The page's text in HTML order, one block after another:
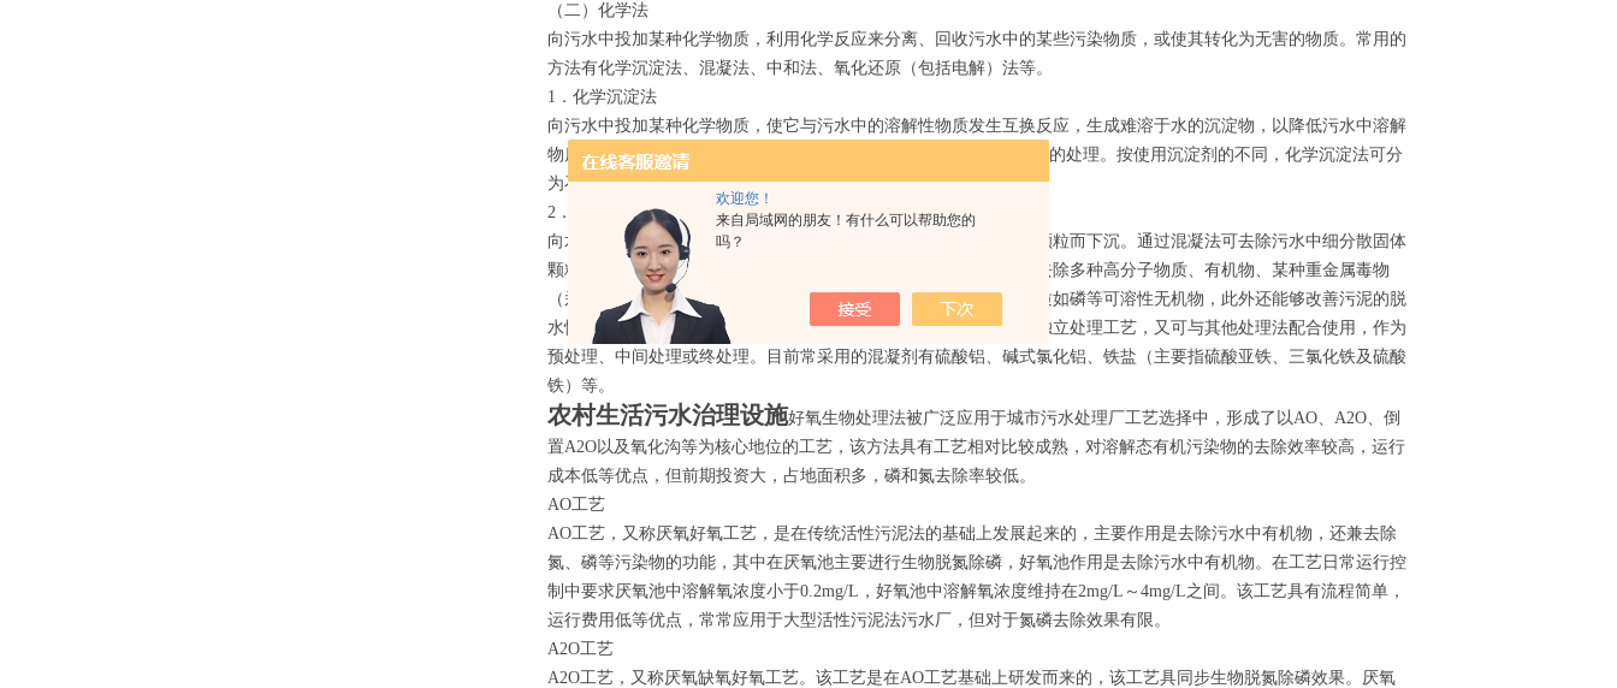
欢迎您！
来自局域网的朋友！有什么可以帮助您的
吗？
（二）化学法
向污水中投加某种化学物质，利用化学反应来分离、回收污水中的某些污染物质，或使其转化为无害的物质。常用的
方法有化学沉淀法、混凝法、中和法、氧化还原（包括电解）法等。
1．化学沉淀法
向污水中投加某种化学物质，使它与污水中的溶解性物质发生互换反应，生成难溶于水的沉淀物，以降低污水中溶解
物质的方法。这种处理法常用于含重金属、qing化物等工业生产污水的处理。按使用沉淀剂的不同，化学沉淀法可分
为石灰法（又称氢氧化物沉淀法）、硫化物法和钡盐法。
2．混凝法
向水中投加混凝剂，可使污水中的胶体颗粒失去稳定性，凝聚成大颗粒而下沉。通过混凝法可去除污水中细分散固体
颗粒、乳状油及胶体物质等。该法可用于降低污水的浊度和色度，去除多种高分子物质、有机物、某种重金属毒物
（汞、镉、铅）和放射性物质等，也可以去除能够导致富营养化物质如磷等可溶性无机物，此外还能够改善污泥的脱
水性能。因此混凝法在工业污水处理中使用得非常广泛，既可作为独立处理工艺，又可与其他处理法配合使用，作为
预处理、中间处理或终处理。目前常采用的混凝剂有硫酸铝、碱式氯化铝、铁盐（主要指硫酸亚铁、三氯化铁及硫酸
铁）等。
农村生活污水治理设施好氧生物处理法被广泛应用于城市污水处理厂工艺选择中，形成了以AO、A2O、倒
置A2O以及氧化沟等为核心地位的工艺，该方法具有工艺相对比较成熟，对溶解态有机污染物的去除效率较高，运行
成本低等优点，但前期投资大，占地面积多，磷和氮去除率较低。
AO工艺
AO工艺，又称厌氧好氧工艺，是在传统活性污泥法的基础上发展起来的，主要作用是去除污水中有机物，还兼去除
氮、磷等污染物的功能，其中在厌氧池主要进行生物脱氮除磷，好氧池作用是去除污水中有机物。在工艺日常运行控
制中要求厌氧池中溶解氧浓度小于0.2mg/L，好氧池中溶解氧浓度维持在2mg/L～4mg/L之间。该工艺具有流程简单，
运行费用低等优点，常常应用于大型活性污泥法污水厂，但对于氮磷去除效果有限。
A2O工艺
A2O工艺，又称厌氧缺氧好氧工艺。该工艺是在AO工艺基础上研发而来的，该工艺具同步生物脱氮除磷效果。厌氧